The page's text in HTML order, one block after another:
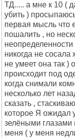
ТД..... а мне к 10 (
убить )
первая мысль что
пошалить , но
неопределенности
никогда не
не умеет она так )
происходит под
когда снимали
несколько лет
сказать ,
которое Я ожидал
зелёными глазами
меня ( у меня